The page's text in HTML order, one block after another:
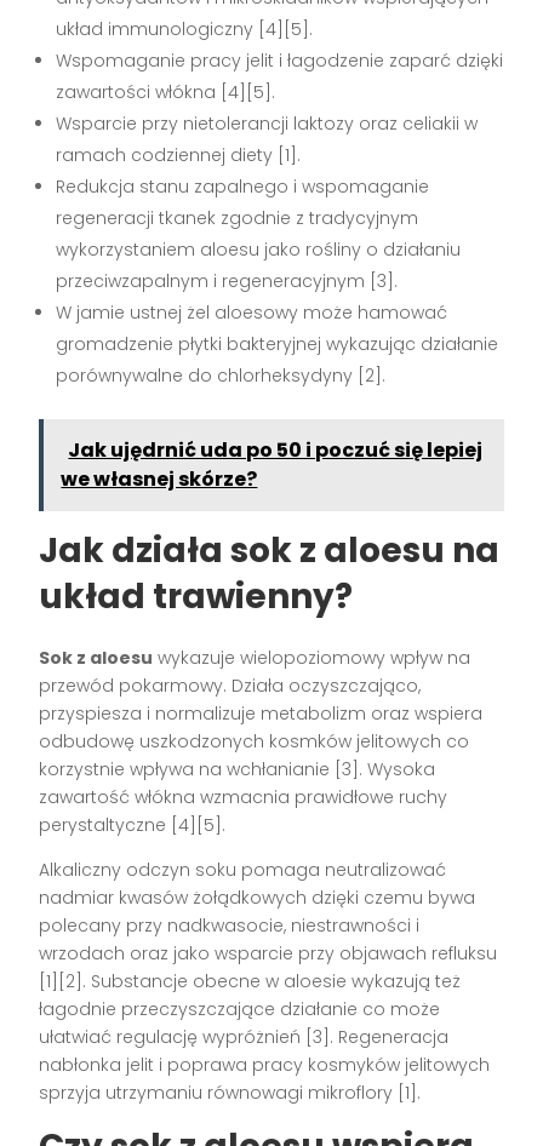
układ immunologiczny [4][5].
Wspomaganie pracy jelit i łagodzenie zaparć dzięki
zawartości włókna [4][5].
Wsparcie przy nietolerancji laktozy oraz celiakii w
ramach codziennej diety [1].
Redukcja stanu zapalnego i wspomaganie
regeneracji tkanek zgodnie z tradycyjnym
wykorzystaniem aloesu jako rośliny o działaniu
przeciwzapalnym i regeneracyjnym [3].
W jamie ustnej żel aloesowy może hamować
gromadzenie płytki bakteryjnej wykazując działanie
porównywalne do chlorheksydyny [2].
Jak ujędrnić uda po 50 i poczuć się lepiej
we własnej skórze?
Jak działa sok z aloesu na
układ trawienny?
Sok z aloesu wykazuje wielopoziomowy wpływ na
przewód pokarmowy. Działa oczyszczająco,
przyspiesza i normalizuje metabolizm oraz wspiera
odbudowę uszkodzonych kosmków jelitowych co
korzystnie wpływa na wchłanianie [3]. Wysoka
zawartość włókna wzmacnia prawidłowe ruchy
perystaltyczne [4][5].
Alkaliczny odczyn soku pomaga neutralizować
nadmiar kwasów żołądkowych dzięki czemu bywa
polecany przy nadkwasocie, niestrawności i
wrzodach oraz jako wsparcie przy objawach refluksu
[1][2]. Substancje obecne w aloesie wykazują też
łagodnie przeczyszczające działanie co może
ułatwiać regulację wypróżnień [3]. Regeneracja
nabłonka jelit i poprawa pracy kosmyków jelitowych
sprzyja utrzymaniu równowagi mikroflory [1].